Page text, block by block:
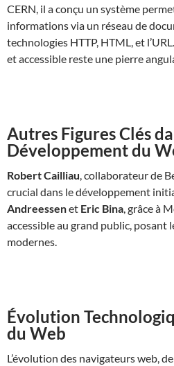
CERN, il a conçu un système
informations via un réseau de
technologies HTTP, HTML, et
et accessible reste une pierre
Autres Figures Clés
Développement du
Robert Cailliau, collaborateur de
crucial dans le développement
Andreessenet Eric Bina, grâce à
accessible au grand public, posant
modernes.
Évolution
du Web
L’évolution des navigateurs web,